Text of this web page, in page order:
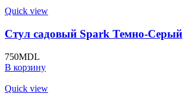
Quick view
Стул садовый Spark Темно-Серый
750MDL
В корзину
Quick view